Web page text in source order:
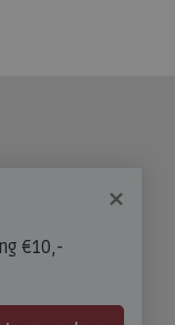
×
€10,-